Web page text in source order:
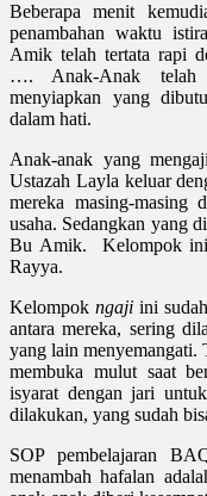
Beberapa menit
penambahan waktu
Amik telah tertata rapi
…. Anak-Anak telah
menyiapkan yang
dalam hati.
Anak-anak yang
Ustazah Layla keluar
mereka masing-masing
usaha. Sedangkan yang
Bu Amik. Kelompok ini
Rayya.
Kelompok ngaji ini
antara mereka, sering
yang lain menyemangati.
membuka mulut saat
isyarat dengan jari
dilakukan, yang sudah
SOP pembelajaran
menambah hafalan